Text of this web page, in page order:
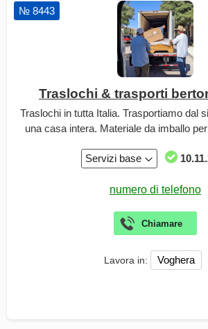
№ 8443
Traslochi & trasporti
Traslochi in tutta Italia. Trasportiamo dal
una casa intera. Materiale da imballo
Servizi base
Lavora in: Voghera